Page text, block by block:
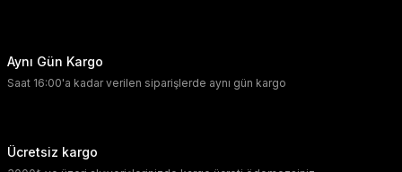
Aynı Gün Kargo
Saat 16:00'a kadar verilen siparişlerde aynı gün kargo
Ücretsiz kargo